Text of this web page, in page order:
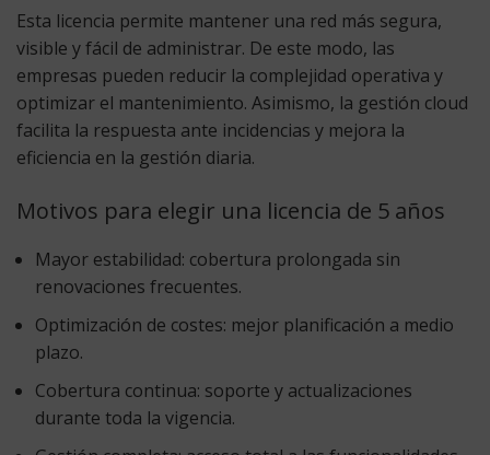
Esta licencia permite mantener una red más segura,
visible y fácil de administrar. De este modo, las
empresas pueden reducir la complejidad operativa y
optimizar el mantenimiento. Asimismo, la gestión cloud
facilita la respuesta ante incidencias y mejora la
eficiencia en la gestión diaria.
Motivos para elegir una licencia de 5 años
Mayor estabilidad: cobertura prolongada sin
renovaciones frecuentes.
Optimización de costes: mejor planificación a medio
plazo.
Cobertura continua: soporte y actualizaciones
durante toda la vigencia.